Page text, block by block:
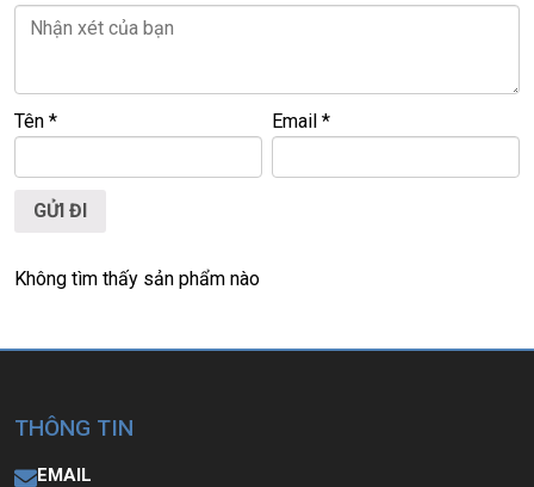
Tên * Email*
Không tìm thấy sản phẩm nào
THÔNG TIN
EMAIL